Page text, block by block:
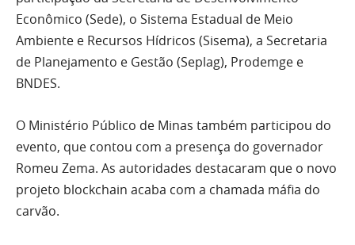
Econômico (Sede), o Sistema Estadual de Meio
Ambiente e Recursos Hídricos (Sisema), a Secretaria
de Planejamento e Gestão (Seplag), Prodemge e
BNDES.
O Ministério Público de Minas também participou do
evento, que contou com a presença do governador
Romeu Zema. As autoridades destacaram que o novo
projeto blockchain acaba com a chamada máfia do
carvão.